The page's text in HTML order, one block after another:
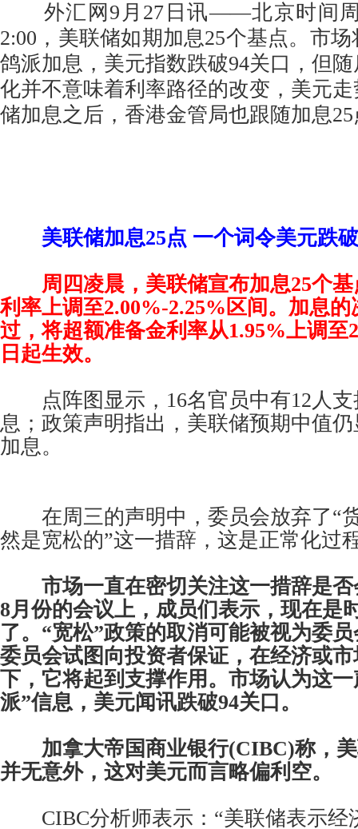
外汇网9月27日讯——北京时间周
2:00，美联储如期加息25个基点。市
鸽派加息，美元指数跌破94关口，但
化并不意味着利率路径的改变，美元
储加息之后，香港金管局也跟随加息
美联储加息25点 一个词令美元跌
周四凌晨，美联储宣布加息25个
利率上调至2.00%-2.25%区间。加息
过，将超额准备金利率从1.95%上调至
日起生效。
点阵图显示，16名官员中有12人支
息；政策声明指出，美联储预期中值
加息。
在周三的声明中，委员会放弃了“
然是宽松的”这一措辞，这是正常化过
市场一直在密切关注这一措辞是
8月份的会议上，成员们表示，现在是
了。“宽松”政策的取消可能被视为委
委员会试图向投资者保证，在经济或
下，它将起到支撑作用。市场认为这
派”信息，美元闻讯跌破94关口。
加拿大帝国商业银行(CIBC)称，
并无意外，这对美元而言略偏利空。
CIBC分析师表示：“美联储表示经